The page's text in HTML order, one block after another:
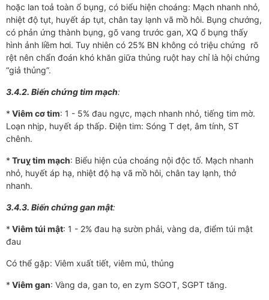
hoặc lan toả toàn ổ bụng, có biểu hiện choáng: Mạch nhanh nhỏ,
nhiệt độ tụt, huyết áp tụt, chân tay lạnh vã mồ hôi. Bụng chướng,
có phản ứng thành bụng, gõ vang tr­ước gan, XQ ổ bụng thấy
hình ảnh liềm hơi. Tuy nhiên có 25% BN không có triệu chứng rõ
rệt nên chẩn đoán khó khăn giữa thủng ruột hay chỉ là hội chứng
“giả thủng”.
3.4.2. Biến chứng tim mạch:
* Viêm cơ tim: 1 - 5% đau ngực, mạch nhanh nhỏ, tiếng tim mờ.
Loạn nhịp, huyết áp thấp. Điện tim: Sóng T dẹt, âm tính, ST
chênh.
* Truỵ tim mạch: Biểu hiện của choáng nội độc tố. Mạch nhanh
nhỏ, huyết áp hạ, nhiệt độ hạ vã mồ hôi, chân tay lạnh, thở
nhanh.
3.4.3. Biến chứng gan mật:
* Viêm túi mật: 1 - 2% đau hạ s­­ườn phải, vàng da, điểm túi mật
đau
Có thể gặp: Viêm xuất tiết, viêm mủ, thủng
* Viêm gan: Vàng da, gan to, en zym SGOT, SGPT tăng.